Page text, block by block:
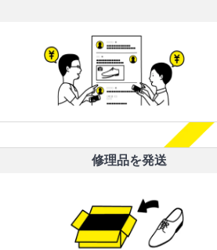
修理品を発送